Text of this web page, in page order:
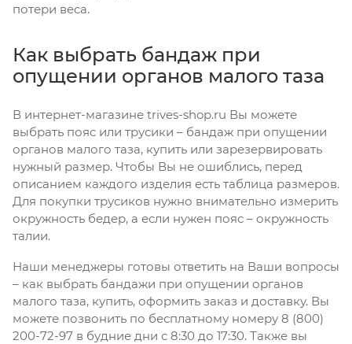
потери веса.
Как выбрать бандаж при
опущении органов малого таза
В интернет-магазине trives-shop.ru Вы можете
выбрать пояс или трусики – бандаж при опущении
органов малого таза, купить или зарезервировать
нужный размер. Чтобы Вы не ошиблись, перед
описанием каждого изделия есть таблица размеров.
Для покупки трусиков нужно внимательно измерить
окружность бедер, а если нужен пояс – окружность
талии.
Наши менеджеры готовы ответить на Ваши вопросы
– как выбрать бандажи при опущении органов
малого таза, купить, оформить заказ и доставку. Вы
можете позвонить по бесплатному номеру 8 (800)
200-72-97 в будние дни с 8:30 до 17:30. Также вы